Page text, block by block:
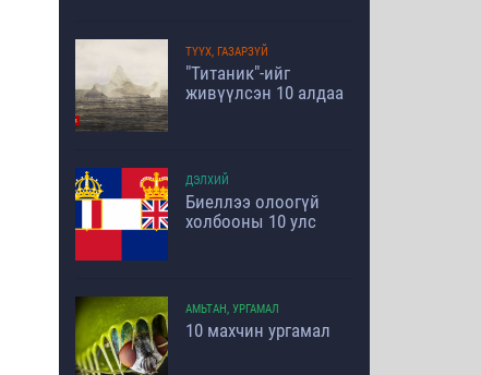
ТҮҮХ, ГАЗАРЗҮЙ
"Титаник"-ийг
живүүлсэн 10 алдаа
ДЭЛХИЙ
Биеллээ олоогүй
холбооны 10 улс
АМЬТАН, УРГАМАЛ
10 махчин ургамал